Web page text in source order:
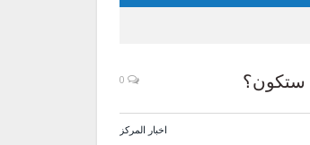
اخبار المركز